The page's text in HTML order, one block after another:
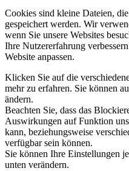
Cookies sind kleine Dateien,
gespeichert werden. Wir
wenn Sie unsere Websites
Ihre Nutzererfahrung
Website anpassen.
Klicken Sie auf die
mehr zu erfahren. Sie können
ändern.
Beachten Sie, dass das
Auswirkungen auf Funktion
kann, beziehungsweise
verfügbar sein können.
Sie können Ihre Einstellungen
unten verändern.